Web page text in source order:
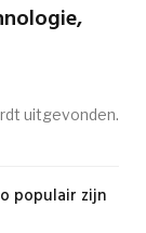
uitgevonden.
populair zijn